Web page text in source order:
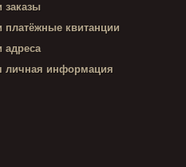
заказы
платёжные квитанции
адреса
личная информация